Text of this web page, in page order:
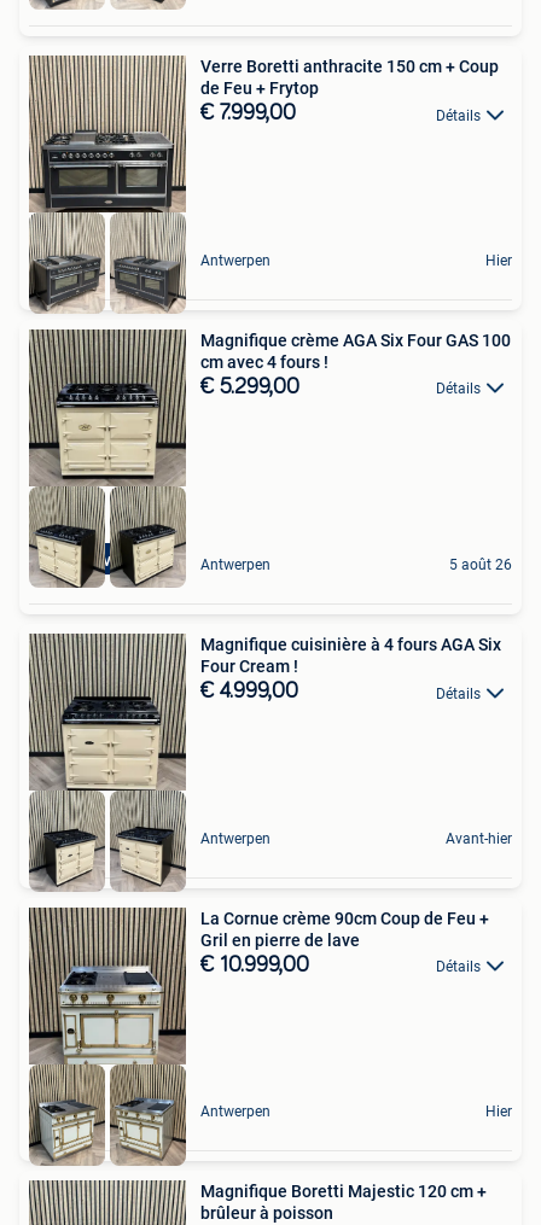
Verre Boretti anthracite 150 cm + Coup
de Feu + Frytop
€ 7.999,00 Détails
Antwerpen Hier
4 Ovens
Magnifique crème AGA Six Four GAS 100
cm avec 4 fours !
€ 5.299,00 Détails
Antwerpen 5 août 26
Magnifique cuisinière à 4 fours AGA Six
Four Cream !
€ 4.999,00 Détails
Antwerpen Avant-hier
La Cornue crème 90cm Coup de Feu +
Gril en pierre de lave
€ 10.999,00 Détails
Antwerpen Hier
Magnifique Boretti Majestic 120 cm +
brûleur à poisson